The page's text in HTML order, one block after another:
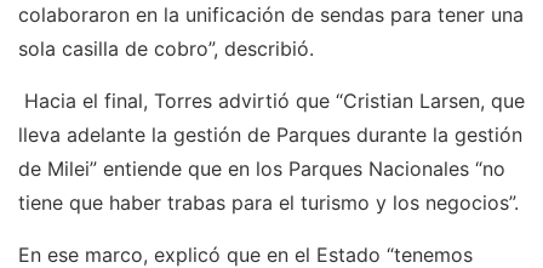
colaboraron en la unificación de sendas para tener una
sola casilla de cobro”, describió.
Hacia el final, Torres advirtió que “Cristian Larsen, que
lleva adelante la gestión de Parques durante la gestión
de Milei” entiende que en los Parques Nacionales “no
tiene que haber trabas para el turismo y los negocios”.
En ese marco, explicó que en el Estado “tenemos